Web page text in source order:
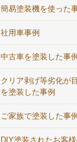
簡易塗装機を使った
社用車事例
中古車を塗装した事例
クリア剥げ等劣化が
を塗装した事例
ご家族で塗装した事例
DIY塗装されたお客